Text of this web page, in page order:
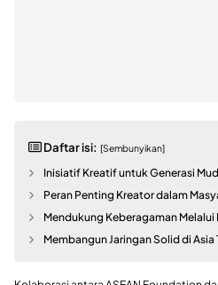
Daftar isi: [Sembunyikan]
Inisiatif Kreatif untuk Generasi
Peran Penting Kreator dalam
Mendukung Keberagaman
Membangun Jaringan Solid di Asia